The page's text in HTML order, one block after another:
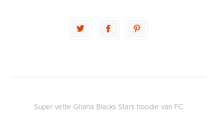
Super vette Ghana Blacks Stars hoodie van FC